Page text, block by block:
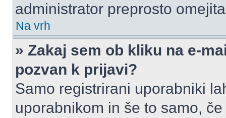
administrator preprosto
Na vrh
» Zakaj sem ob kliku na e-
pozvan k prijavi?
Samo registrirani uporabniki
uporabnikom in še to samo,